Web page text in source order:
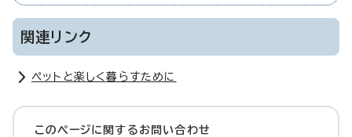
関連リンク
ペットと楽しく暮らすために
このページに関する お問い合わせ